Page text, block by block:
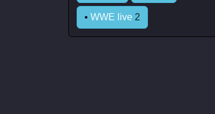
• WWE live 2